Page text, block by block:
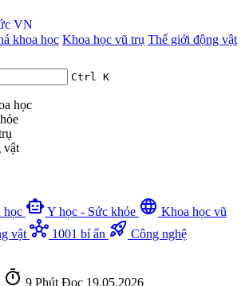
VN
khoa học Khoa học vũ trụ Thế giới động vật
Ctrl K
học
vật
học smart_toy Y học - Sức khỏe language Khoa học vũ
vật hub 1001 bí ẩn rocket_launch Công nghệ
timer 9 Phút Đọc 19.05.2026